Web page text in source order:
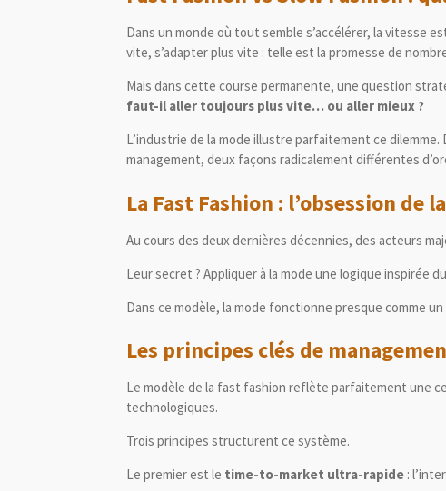
Dans un monde où tout semble s’accélérer, la vitesse
vite, s’adapter plus vite : telle est la promesse de
Mais dans cette course permanente, une question
faut-il aller toujours plus vite… ou aller mieux ?
L’industrie de la mode illustre parfaitement ce
management, deux façons radicalement différentes
La Fast Fashion : l’obsession de
Au cours des deux dernières décennies, des acteurs
Leur secret ? Appliquer à la mode une logique inspirée
Dans ce modèle, la mode fonctionne presque comme
Les principes clés de
Le modèle de la fast fashion reflète parfaitement une
technologiques.
Trois principes structurent ce système.
Le premier est le time-to-market ultra-rapide :